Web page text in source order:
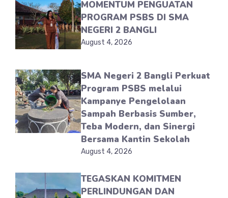
MOMENTUM PENGUATAN
PROGRAM PSBS DI SMA
NEGERI 2 BANGLI
August 4, 2026
SMA Negeri 2 Bangli Perkuat
Program PSBS melalui
Kampanye Pengelolaan
Sampah Berbasis Sumber,
Teba Modern, dan Sinergi
Bersama Kantin Sekolah
August 4, 2026
TEGASKAN KOMITMEN
PERLINDUNGAN DAN